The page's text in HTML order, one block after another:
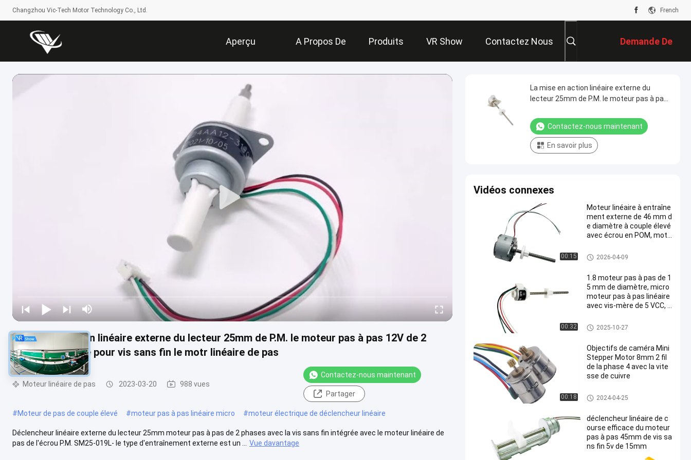
Changzhou Vic-Tech Motor Technology Co., Ltd. French
Aperçu A Propos De Produits VR Show Contactez Nous Demande De
Soumission
La mise en action linéaire externe du lecteur 25mm de P.M. le moteur pas à pas 12V de 2
phases a intégré pour vis sans fin le motr linéaire de pas
Moteur linéaire de pas 2023-03-20 988 vues
Contactez-nous maintenant
Partager
#Moteur de pas de couple élevé #moteur pas à pas linéaire micro #moteur électrique de déclencheur linéaire
Déclencheur linéaire externe du lecteur 25mm moteur pas à pas de 2 phases avec la vis sans fin intégrée avec le moteur linéaire de
pas de l'écrou P.M. SM25-019L- le type d'entraînement externe est un ...
Vue davantage
La mise en action linéaire externe du
lecteur 25mm de P.M. le moteur pas à pas
le motr linéaire de pas
Contactez-nous maintenant
En savoir plus
Vidéos connexes
00:15
Moteur linéaire à entraîne
ment externe de 46 mm d
e diamètre à couple élevé
avec écrou en POM, mote
Moteur linéaire de pas
2026-04-09
00:32
1.8 moteur pas à pas de 1
5 mm de diamètre, micro
moteur pas à pas linéaire
avec vis-mère de 5 VCC, b
astique
Moteur linéaire de pas
2025-10-27
00:18
Objectifs de caméra Mini
Stepper Motor 8mm 2 fil
de la phase 4 avec la vite
sse de cuivre
Micro moteur pas à pas
2024-04-25
déclencheur linéaire de c
ourse efficace du moteur
pas à pas 45mm de vis sa
ns fin 5v de 15mm